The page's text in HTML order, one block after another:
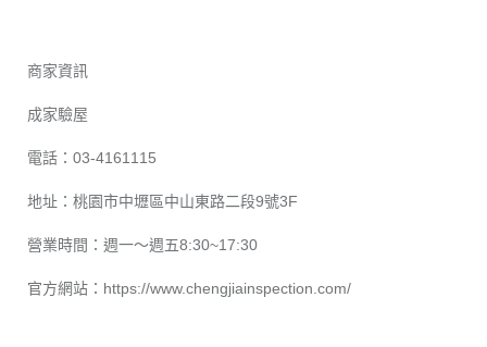
商家資訊
成家驗屋
電話：03-4161115
地址：桃園市中壢區中山東路二段9號3F
營業時間：週一～週五8:30~17:30
官方網站： https://www.chengjiainspection.com/